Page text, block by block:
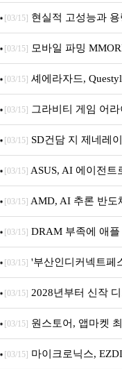
브랜드데이 기획전 진행
[03/15] 현실적 고성능과
M.2 NVMe 디앤디컴 1TB
[03/15] 모바일 파밍
[03/15] 셰에라자드,
내 정식 출시
[03/15] 그라비티 게임 어
던전 13’ 참가!
[03/15] SD건담 지 제네레
아의 용사’ 재개최 및 풍
[03/15] ASUS, AI 에이전트
[03/15] AMD, AI 추론 반도
[03/15] DRAM 부족에 애플
퍼 대기
[03/15] '부산인디커넥트페
개막... 22일간 진행
[03/15] 2028년부터 신작
문 추가
[03/15] 원스토어, 앱마켓
[03/15] 마이크로닉스,